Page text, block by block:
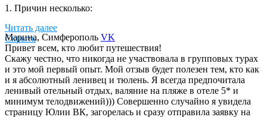
4) Решающий фактор - 1) программа, 2) страна, которую я
ранее не посещала, 3) организатор в лице Юли (терпеливо и
своевременно представляющий всю необходимую
информацию, вызвавший доверие😄).
5) Опасения то, что организатор не крупный и не
раскрученный туроператор, не известно чего было ожидать.))
также страной не интересовалась ранее и думала не стоит ли
сделать к-л прививок от экзотических болезней😅но
собралась поздно и было уже поздно об этом переживать😂
для меня просто страшилками. Возможно, мне повезло
договориться 👍
3. Чтобы исполнитель был организованный, ответственный,
добросовестный, дружелюбным, внушающий доверие. К
слову, никаких накладок по ходу путешествия не было и все
было почти поминутно устроено.
4. Решающим фактором было сафари в национальном парке,
1. Причин несколько:
- не было возможности, по различным причинам, поехать с
кем-то родным или знакомым;
- не нужно думать, что делать и куда пойти (поехать), чтобы
что-то посмотреть. За тебя уже все придумали, и остается
только наслаждаться достопримечательностями, природой и
общением;
- в группе, во время путешествия, можно не переживать по
поводу того, задавать или не задавать глупый вопрос
Читать далее
Скрыть
Марина, Симферополь VK
Привет всем, кто любит путешествия!
Скажу честно, что никогда не участвовала в групповых турах
и это мой первый опыт. Мой отзыв будет полезен тем, кто как
и я абсолютный ленивец и тюлень. Я всегда предпочитала
ленивый отельный отдых, валяние на пляже в отеле 5* и
минимум телодвижений))) Совершенно случайно я увидела
страницу Юлии ВК, загорелась и сразу отправила заявку на